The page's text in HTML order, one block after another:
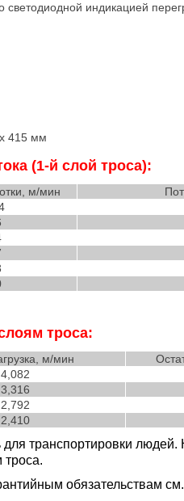
светодиодной индикацией
415 мм
(1-й слой троса):
м/мин
троса:
м/мин
4,082
3,316
2,792
2,410
для транспортировки
троса.
обязательствам